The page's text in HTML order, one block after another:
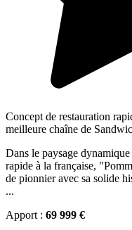
Concept de restauration
meilleure chaîne de
Dans le paysage
rapide à la française,
de pionnier avec sa solide
...
Apport : 69 999 €